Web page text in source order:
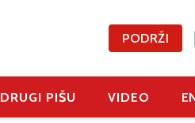
PODRŽI
DRUGI PIŠU VIDEO